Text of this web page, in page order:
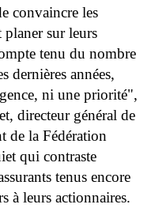
convaincre les
planer sur leurs
tenu du nombre
dernières années,
ni une priorité",
directeur général de
de la Fédération
qui contraste
tenus encore
à leurs actionnaires.